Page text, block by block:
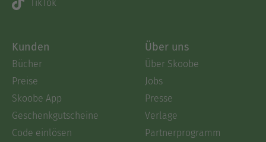
TikTok
Kunden
Bücher
Preise
Skoobe App
Geschenkgutscheine
Code einlösen
Über uns
Über Skoobe
Jobs
Presse
Verlage
Partnerprogramm